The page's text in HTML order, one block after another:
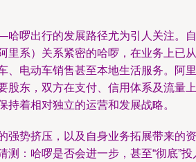
啰出行的发展路径尤为引人关注。自
里系）关系紧密的哈啰，在业务上已从
、电动车销售甚至本地生活服务。阿里
股东，双方在支付、信用体系及流量上
持着相对独立的运营和发展战略。
强势挤压，以及自身业务拓展带来的资
测：哈啰是否会进一步，甚至“彻底”投